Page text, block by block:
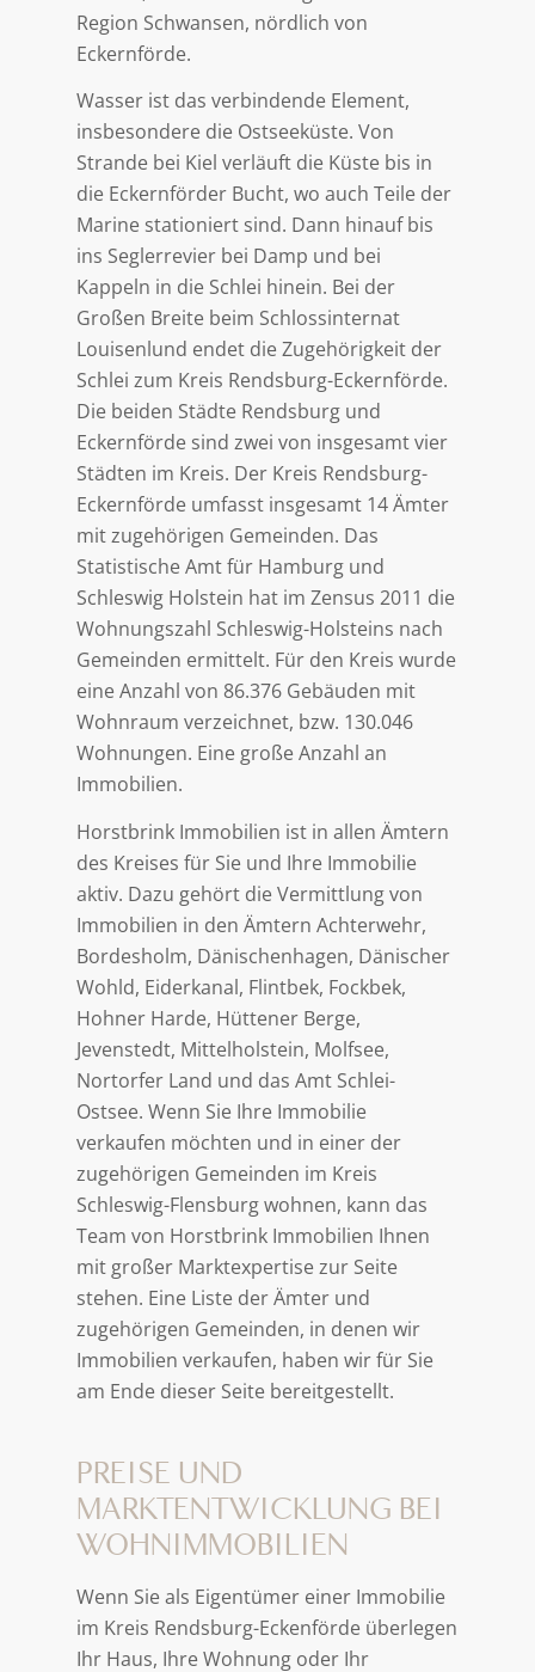
Region Schwansen, nördlich von
Eckernförde.
Wasser ist das verbindende Element,
insbesondere die Ostseeküste. Von
Strande bei Kiel verläuft die Küste bis in
die Eckernförder Bucht, wo auch Teile der
Marine stationiert sind. Dann hinauf bis
ins Seglerrevier bei Damp und bei
Kappeln in die Schlei hinein. Bei der
Großen Breite beim Schlossinternat
Louisenlund endet die Zugehörigkeit der
Schlei zum Kreis Rendsburg-Eckernförde.
Die beiden Städte Rendsburg und
Eckernförde sind zwei von insgesamt vier
Städten im Kreis. Der Kreis Rendsburg-
Eckernförde umfasst insgesamt 14 Ämter
mit zugehörigen Gemeinden. Das
Statistische Amt für Hamburg und
Schleswig Holstein hat im Zensus 2011 die
Wohnungszahl Schleswig-Holsteins nach
Gemeinden ermittelt. Für den Kreis wurde
eine Anzahl von 86.376 Gebäuden mit
Wohnraum verzeichnet, bzw. 130.046
Wohnungen. Eine große Anzahl an
Immobilien.
Horstbrink Immobilien ist in allen Ämtern
des Kreises für Sie und Ihre Immobilie
aktiv. Dazu gehört die Vermittlung von
Immobilien in den Ämtern Achterwehr,
Bordesholm, Dänischenhagen, Dänischer
Wohld, Eiderkanal, Flintbek, Fockbek,
Hohner Harde, Hüttener Berge,
Jevenstedt, Mittelholstein, Molfsee,
Nortorfer Land und das Amt Schlei-
Ostsee. Wenn Sie Ihre Immobilie
verkaufen möchten und in einer der
zugehörigen Gemeinden im Kreis
Schleswig-Flensburg wohnen, kann das
Team von Horstbrink Immobilien Ihnen
mit großer Marktexpertise zur Seite
stehen. Eine Liste der Ämter und
zugehörigen Gemeinden, in denen wir
Immobilien verkaufen, haben wir für Sie
am Ende dieser Seite bereitgestellt.
PREISE UND
MARKTENTWICKLUNG BEI
WOHNIMMOBILIEN
Wenn Sie als Eigentümer einer Immobilie
im Kreis Rendsburg-Eckenförde überlegen
Ihr Haus, Ihre Wohnung oder Ihr